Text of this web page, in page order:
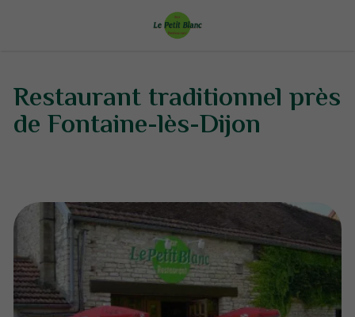
Restaurant traditionnel près
de Fontaine-lès-Dijon